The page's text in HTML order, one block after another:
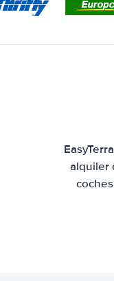
alquiler